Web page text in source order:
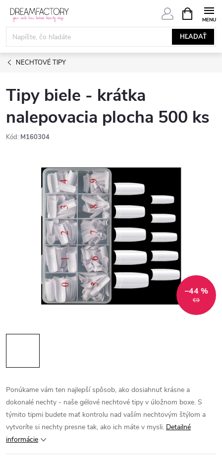
Prejsť
obsah
HĽADAŤ
KOŠÍK
NECHTOVÉ TIPY
Tipy biele - krátka
nalepovacia plocha 500 ks
Kód: M160304
€9
–44 %
Ponúkame vám ten najlepší spôsob, ako dosiahnuť krásne a
dokonalé nechty - naše gélové nechtové tipy v úložnom boxe. S
týmito tipmi budete mať kontrolu nad vaším nechtovým štýlom a
vytvoríte si nechty presne tak, ako ich máte v mysli. Detailné
informácie